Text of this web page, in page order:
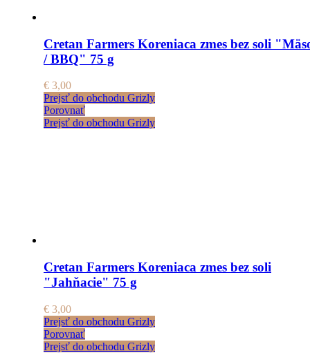
Cretan Farmers Koreniaca zmes bez soli
/ BBQ" 75 g
€ 3,00
Prejsť do obchodu Grizly
Porovnať
Prejsť do obchodu Grizly
Cretan Farmers Koreniaca zmes bez soli
"Jahňacie" 75 g
€ 3,00
Prejsť do obchodu Grizly
Porovnať
Prejsť do obchodu Grizly